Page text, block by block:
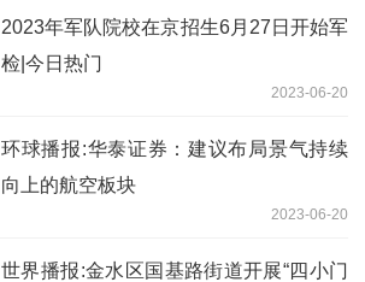
2023年军队院校在京招生6月27日开始军
检|今日热门
2023-06-20
环球播报:华泰证券：建议布局景气持续
向上的航空板块
2023-06-20
世界播报:金水区国基路街道开展“四小门